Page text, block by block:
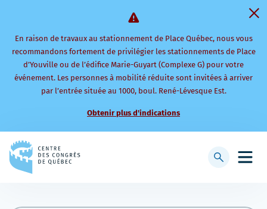
En raison de travaux au stationnement de Place Québec, nous vous
recommandons fortement de privilégier les stationnements de Place
d’Youville ou de l’édifice Marie-Guyart (Complexe G) pour votre
événement. Les personnes à mobilité réduite sont invitées à arriver
par l’entrée située au 1000, boul. René-Lévesque Est.
Obtenir plus d'indications
à
Afficher